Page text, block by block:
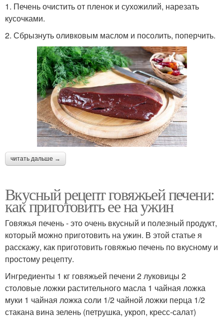
1. Печень очистить от пленок и сухожилий, нарезать
кусочками.
2. Сбрызнуть оливковым маслом и посолить, поперчить.
читать дальше →
Вкусный рецепт говяжьей печени:
как приготовить ее на ужин
Говяжья печень - это очень вкусный и полезный продукт,
который можно приготовить на ужин. В этой статье я
расскажу, как приготовить говяжью печень по вкусному и
простому рецепту.
Ингредиенты 1 кг говяжьей печени 2 луковицы 2
столовые ложки растительного масла 1 чайная ложка
муки 1 чайная ложка соли 1/2 чайной ложки перца 1/2
стакана вина зелень (петрушка, укроп, кресс-салат)